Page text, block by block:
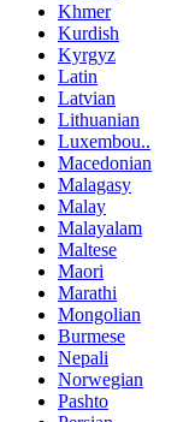
Khmer
Kurdish
Kyrgyz
Latin
Latvian
Lithuanian
Luxembou..
Macedonian
Malagasy
Malay
Malayalam
Maltese
Maori
Marathi
Mongolian
Burmese
Nepali
Norwegian
Pashto